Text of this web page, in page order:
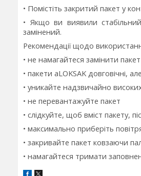
• Помістіть закритий пакет у
• Якщо ви виявили
замінений.
Рекомендації щодо
• не намагайтеся замінити
• пакети aLOKSAK довговічні,
• уникайте надзвичайно
• не перевантажуйте пакет
• слідкуйте, щоб вміст пакету,
• максимально приберіть
• закривайте пакет ковзаючи
• намагайтеся тримати